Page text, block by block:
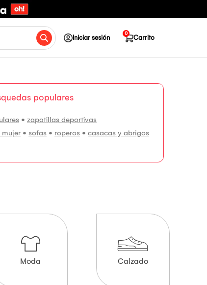
Iniciar sesión Carrito
0
populares
• zapatillas deportivas
• sofas • roperos • casacas y abrigos
Moda Calzado